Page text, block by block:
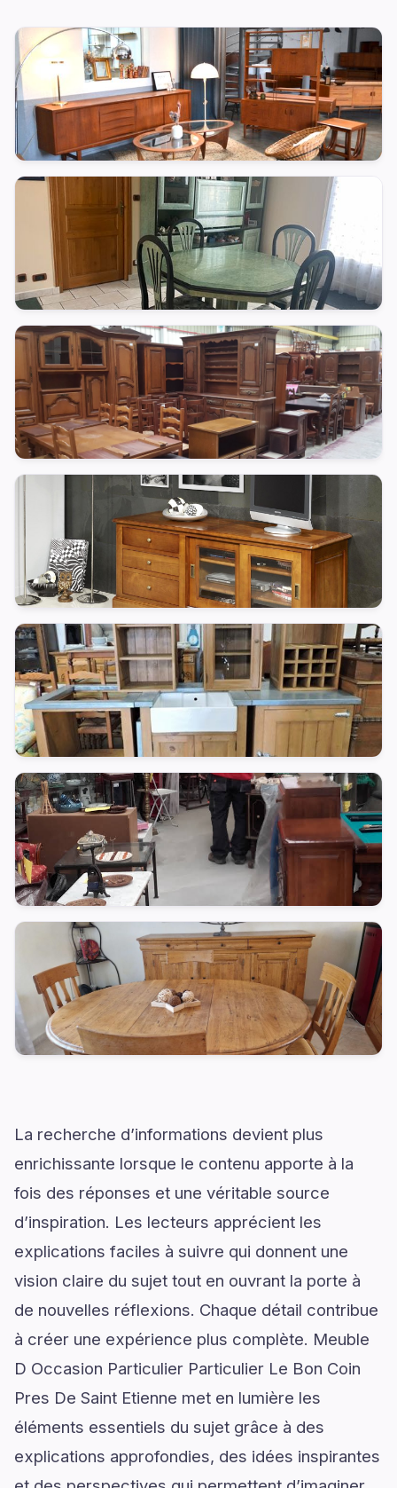
La recherche d’informations devient plus
enrichissante lorsque le contenu apporte à la
fois des réponses et une véritable source
d’inspiration. Les lecteurs apprécient les
explications faciles à suivre qui donnent une
vision claire du sujet tout en ouvrant la porte à
de nouvelles réflexions. Chaque détail contribue
à créer une expérience plus complète. Meuble
D Occasion Particulier Particulier Le Bon Coin
Pres De Saint Etienne met en lumière les
éléments essentiels du sujet grâce à des
explications approfondies, des idées inspirantes